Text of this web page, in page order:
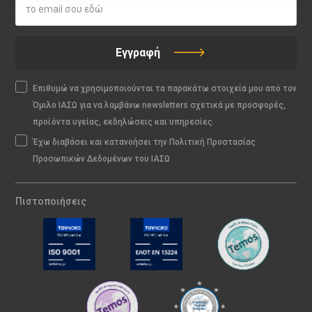
Εγγραφή
Επιθυμώ να χρησιμοποιούνται τα παρακάτω στοιχεία μου από τον
Όμιλο ΙΑΣΩ για να λαμβάνω newsletters σχετικά με προσφορές,
προϊόντα υγείας, εκδηλώσεις και υπηρεσίες.
Έχω διαβάσει και κατανοήσει την Πολιτική Προστασίας
Προσωπικών Δεδομένων του ΙΑΣΩ
Πιστοποιήσεις